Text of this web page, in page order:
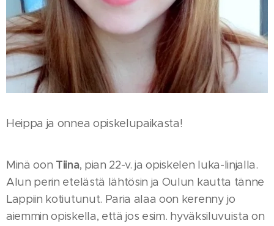
Heippa ja onnea opiskelupaikasta!
Minä oon Tiina, pian 22-v. ja opiskelen luka-linjalla.
Alun perin etelästä lähtösin ja Oulun kautta tänne
Lappiin kotiutunut. Paria alaa oon kerenny jo
aiemmin opiskella, että jos esim. hyväksiluvuista on